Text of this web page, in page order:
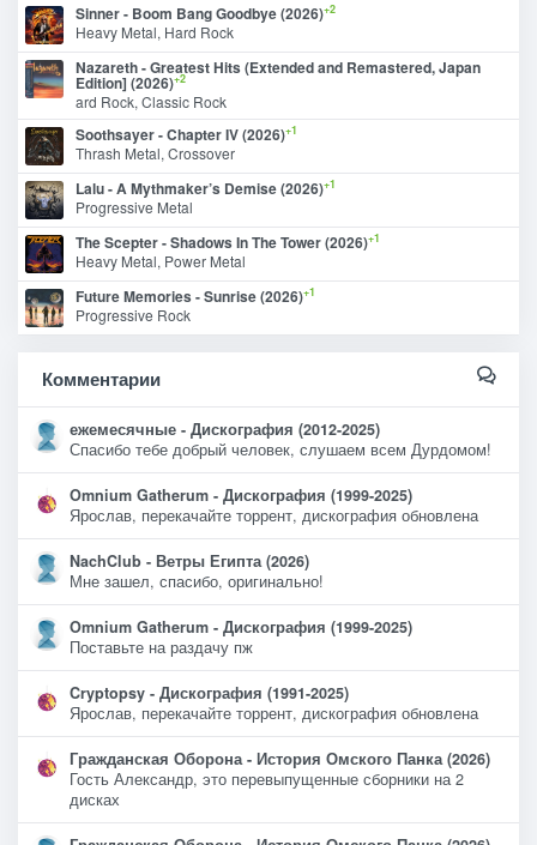
Sinner - Boom Bang Goodbye (2026)+2
Heavy Metal, Hard Rock
Nazareth - Greatest Hits (Extended and Remastered, Japan
Edition] (2026)+2
ard Rock, Classic Rock
Soothsayer - Chapter IV (2026)+1
Thrash Metal, Crossover
Lalu - A Mythmaker’s Demise (2026)+1
Progressive Metal
The Scepter - Shadows In The Tower (2026)+1
Heavy Metal, Power Metal
Future Memories - Sunrise (2026)+1
Progressive Rock
Комментарии
ежемесячные - Дискография (2012-2025)
Спасибо тебе добрый человек, слушаем всем Дурдомом!
Omnium Gatherum - Дискография (1999-2025)
Ярослав, перекачайте торрент, дискография обновлена
NachClub - Ветры Египта (2026)
Мне зашел, спасибо, оригинально!
Omnium Gatherum - Дискография (1999-2025)
Поставьте на раздачу пж
Cryptopsy - Дискография (1991-2025)
Ярослав, перекачайте торрент, дискография обновлена
Гражданская Оборона - История Омского Панка (2026)
Гость Александр, это перевыпущенные сборники на 2
дисках